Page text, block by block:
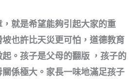
就是希望能夠引起大家的重
也許比天災更可怕，道德教育
。孩子是父母的翻版 ，孩子的
係極大。家長一味地滿足孩子